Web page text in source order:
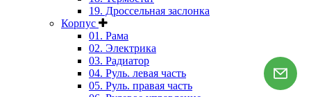
19. Дроссельная заслонка
Корпус
01. Рама
02. Электрика
03. Радиатор
04. Руль. левая часть
05. Руль. правая часть